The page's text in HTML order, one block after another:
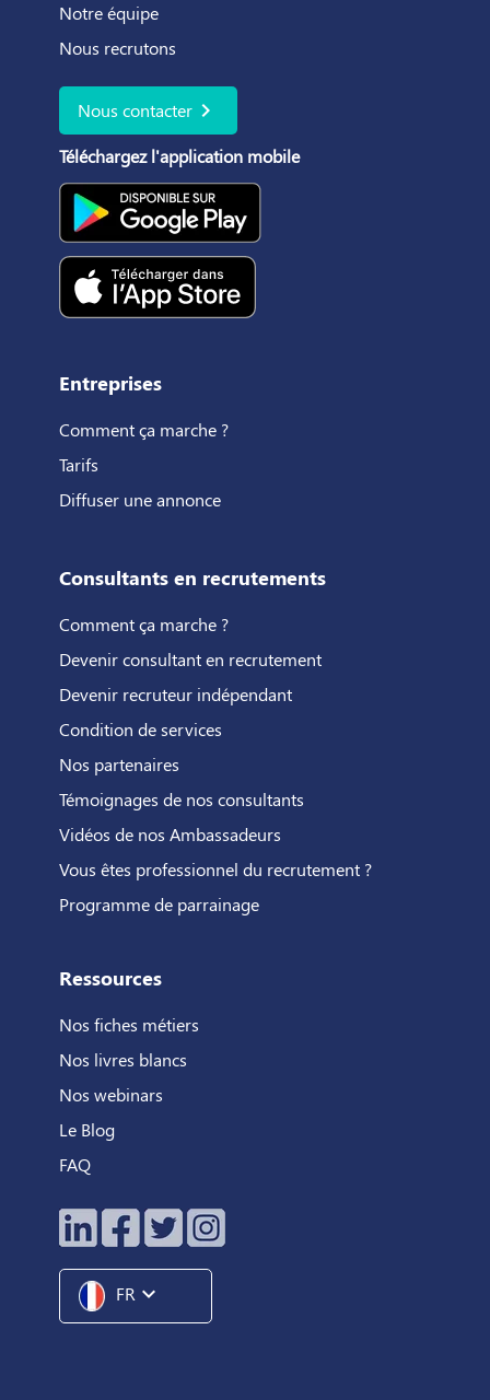
Notre équipe
Nous recrutons
Nous contacter chevron_right
Téléchargez l'application mobile
Entreprises
Comment ça marche ?
Tarifs
Diffuser une annonce
Consultants en recrutements
Comment ça marche ?
Devenir consultant en recrutement
Devenir recruteur indépendant
Condition de services
Nos partenaires
Témoignages de nos consultants
Vidéos de nos Ambassadeurs
Vous êtes professionnel du recrutement ?
Programme de parrainage
Ressources
Nos fiches métiers
Nos livres blancs
Nos webinars
Le Blog
FAQ
FR expand_more